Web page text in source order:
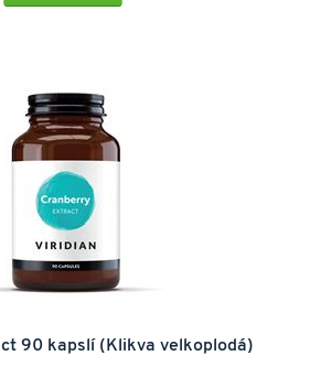
90 kapslí (Klikva velkoplodá)